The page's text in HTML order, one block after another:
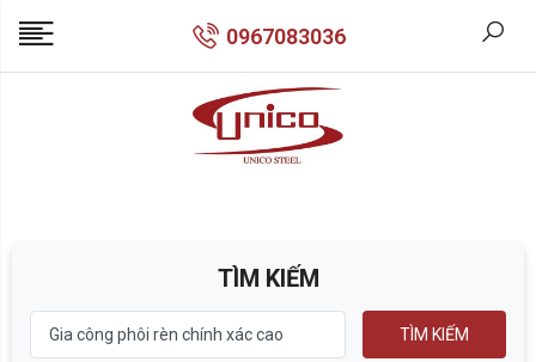
0967083036
TÌM KIẾM
TÌM KIẾM